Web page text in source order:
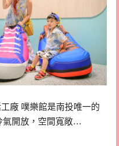
廠 噗樂館是南投唯一的
氣開放，空間寬敞…